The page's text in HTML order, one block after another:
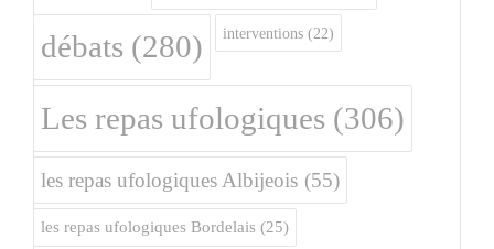
débats (280) interventions (22)
Les repas ufologiques (306)
les repas ufologiques Albijeois (55)
les repas ufologiques Bordelais (25)